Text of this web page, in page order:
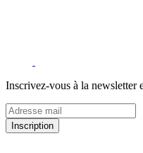
Inscrivez-vous à la newsletter
Inscription